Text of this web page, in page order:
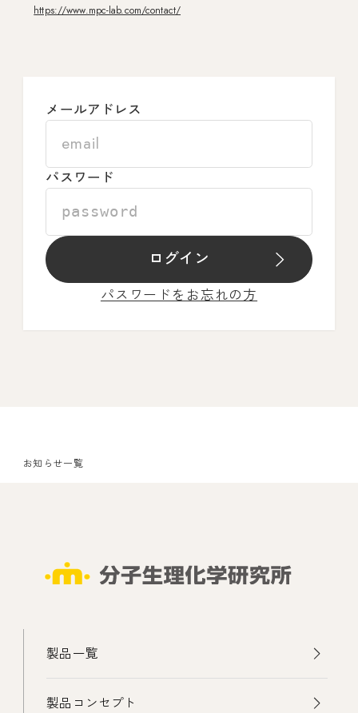
https://www.mpc-lab.com/contact/
メールアドレス
パスワード
ログイン
パスワードをお忘れの方
お知らせ一覧
製品一覧
製品コンセプト